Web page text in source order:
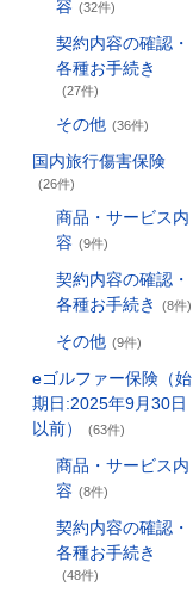
容 (32件)
契約内容の確認・
各種お手続き
(27件)
その他 (36件)
国内旅行傷害保険
(26件)
商品・サービス内
容 (9件)
契約内容の確認・
各種お手続き
(8件)
その他 (9件)
eゴルファー保険（始
期日:2025年9月30日
以前）
(63件)
商品・サービス内
容 (8件)
契約内容の確認・
各種お手続き
(48件)